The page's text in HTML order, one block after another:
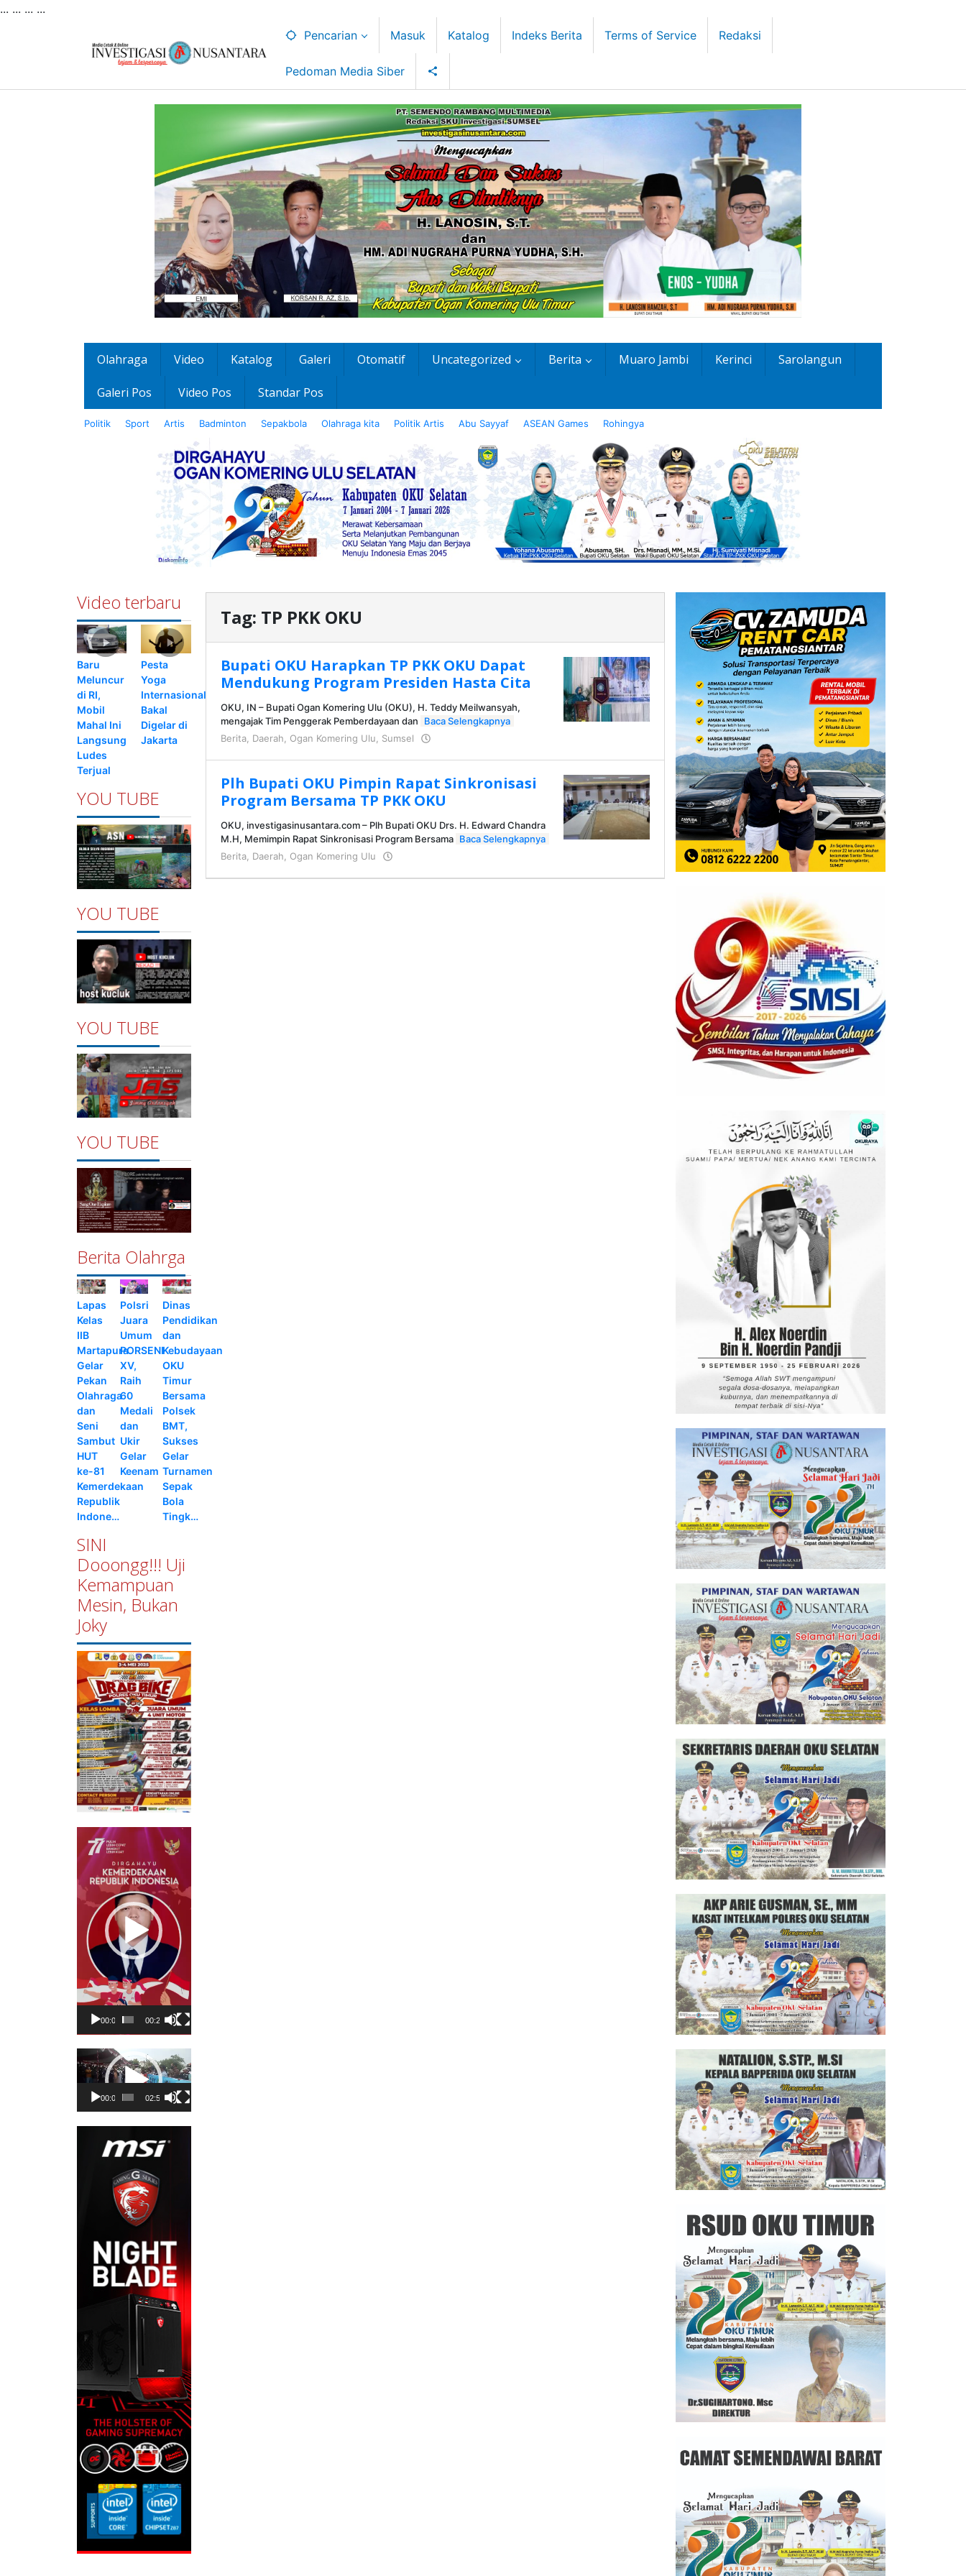
... ... ... ...
Pencarian Masuk Katalog Indeks Berita Terms of Service Redaksi
Pedoman Media Siber
Olahraga Video Katalog Galeri Otomatif Uncategorized Berita Muaro Jambi Kerinci Sarolangun
Galeri Pos Video Pos Standar Pos
Politik Sport Artis Badminton Sepakbola Olahraga kita Politik Artis Abu Sayyaf ASEAN Games Rohingya
Video terbaru
Baru
Meluncur
di RI,
Mobil
Mahal Ini
Langsung
Ludes
Terjual
Pesta
Yoga
Internasional
Bakal
Digelar di
Jakarta
YOU TUBE
YOU TUBE
YOU TUBE
YOU TUBE
Berita Olahrga
Lapas
Kelas
IIB
Martapura
Gelar
Pekan
Olahraga
dan
Seni
Sambut
HUT
ke-81
Kemerdekaan
Republik
Indone…
Polsri
Juara
Umum
PORSENI
XV,
Raih
60
Medali
dan
Ukir
Gelar
Keenam
Dinas
Pendidikan
dan
Kebudayaan
OKU
Timur
Bersama
Polsek
BMT,
Sukses
Gelar
Turnamen
Sepak
Bola
Tingk…
SINI
Dooongg!!! Uji
Kemampuan
Mesin, Bukan
Joky
Pemutar
Video
00:00 00:23
Pemutar
Video
00:00 02:50
Tag: TP PKK OKU
Bupati OKU Harapkan TP PKK OKU Dapat
Mendukung Program Presiden Hasta Cita
OKU, IN – Bupati Ogan Komering Ulu (OKU), H. Teddy Meilwansyah,
mengajak Tim Penggerak Pemberdayaan dan
Baca Selengkapnya
Berita, Daerah, Ogan Komering Ulu, Sumsel
Plh Bupati OKU Pimpin Rapat Sinkronisasi
Program Bersama TP PKK OKU
OKU, investigasinusantara.com – Plh Bupati OKU Drs. H. Edward Chandra
M.H, Memimpin Rapat Sinkronisasi Program Bersama Baca Selengkapnya
Berita, Daerah, Ogan Komering Ulu